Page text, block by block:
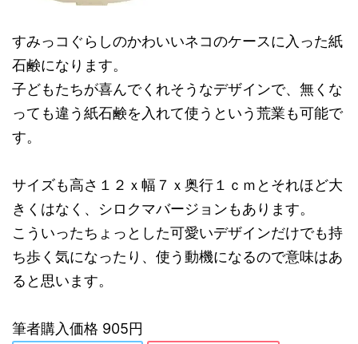
すみっコぐらしのかわいいネコのケースに入った紙
石鹸になります。
子どもたちが喜んでくれそうなデザインで、無くな
っても違う紙石鹸を入れて使うという荒業も可能で
す。
サイズも高さ１２ｘ幅７ｘ奥行１ｃｍとそれほど大
きくはなく、シロクマバージョンもあります。
こういったちょっとした可愛いデザインだけでも持
ち歩く気になったり、使う動機になるので意味はあ
ると思います。
筆者購入価格 905円